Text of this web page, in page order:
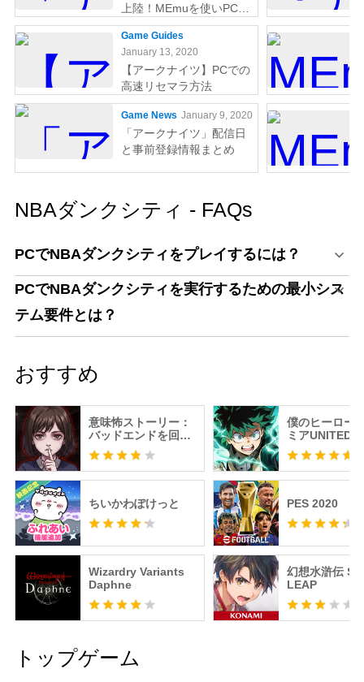
上陸！MEmuを使いPCで
やりましょう
Game Guides
January 13, 2020
【アークナイツ】PCでの
高速リセマラ方法
Game News January 9, 2020
「アークナイツ」配信日
と事前登録情報まとめ
NBAダンクシティ - FAQs
PCでNBAダンクシティをプレイするには？
PCでNBAダンクシティを実行するための最小シス
テム要件とは？
おすすめ
意味怖ストーリー：
バッドエンドを回避
せよ！
僕のヒーロー
ミアUNITED
SURVIVAL
ちいかわぽけっと PES 2020
Wizardry Variants
Daphne
幻想水滸伝
LEAP
トップゲーム